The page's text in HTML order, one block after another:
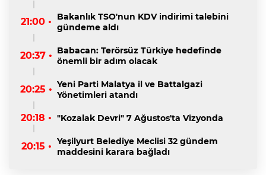
21:00 •
Bakanlık TSO'nun KDV indirimi talebini
gündeme aldı
20:37 • Babacan: Terörsüz Türkiye hedefinde
önemli bir adım olacak
20:25 • Yeni Parti Malatya il ve Battalgazi
Yönetimleri atandı
20:18 • "Kozalak Devri" 7 Ağustos'ta Vizyonda
20:15 • Yeşilyurt Belediye Meclisi 32 gündem
maddesini karara bağladı